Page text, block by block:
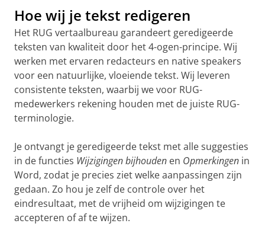
Hoe wij je tekst redigeren
Het RUG vertaalbureau garandeert geredigeerde
teksten van kwaliteit door het 4-ogen-principe. Wij
werken met ervaren redacteurs en native speakers
voor een natuurlijke, vloeiende tekst. Wij leveren
consistente teksten, waarbij we voor RUG-
medewerkers rekening houden met de juiste RUG-
terminologie.
Je ontvangt je geredigeerde tekst met alle suggesties
in de functies Wijzigingen bijhouden en Opmerkingen in
Word, zodat je precies ziet welke aanpassingen zijn
gedaan. Zo hou je zelf de controle over het
eindresultaat, met de vrijheid om wijzigingen te
accepteren of af te wijzen.